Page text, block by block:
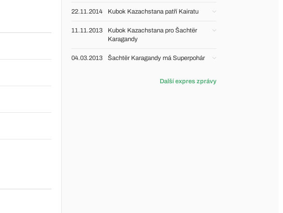
22.11.2014 Kubok Kazachstana patří Kairatu
11.11.2013
Kubok Kazachstana pro Šachtër
Karagandy
04.03.2013 Šachtër Karagandy má Superpohár
Další expres zprávy